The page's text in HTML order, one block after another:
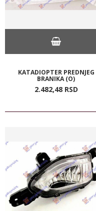
KATADIOPTER PREDNJEG
BRANIKA (O)
2.482,48 RSD